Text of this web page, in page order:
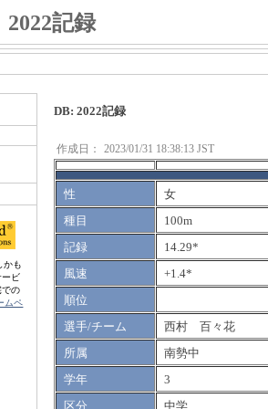
2022記録
かも
ービ
での
ムペ
DB: 2022記録
作成日： 2023/01/31 18:38:13 JST
性
女
種目
100m
記録
14.29*
風速
+1.4*
順位
選手/チーム
西村 百々花
所属
南勢中
学年
3
区分
中学